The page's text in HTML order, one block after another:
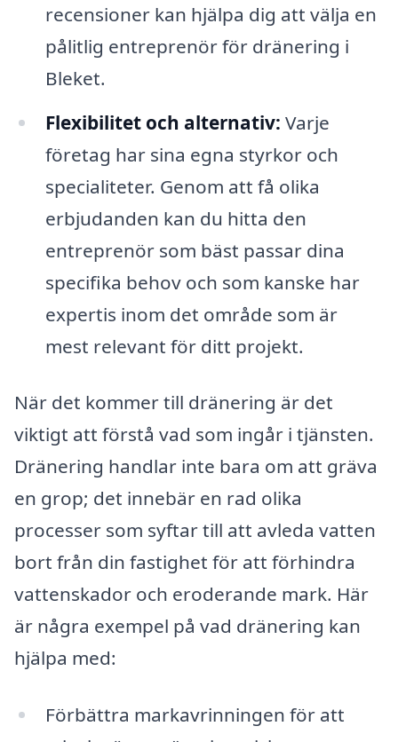
recensioner kan hjälpa dig att välja en
pålitlig entreprenör för dränering i
Bleket.
Flexibilitet och alternativ: Varje
företag har sina egna styrkor och
specialiteter. Genom att få olika
erbjudanden kan du hitta den
entreprenör som bäst passar dina
specifika behov och som kanske har
expertis inom det område som är
mest relevant för ditt projekt.
När det kommer till dränering är det
viktigt att förstå vad som ingår i tjänsten.
Dränering handlar inte bara om att gräva
en grop; det innebär en rad olika
processer som syftar till att avleda vatten
bort från din fastighet för att förhindra
vattenskador och eroderande mark. Här
är några exempel på vad dränering kan
hjälpa med:
Förbättra markavrinningen för att